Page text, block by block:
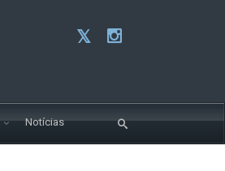
Notícias